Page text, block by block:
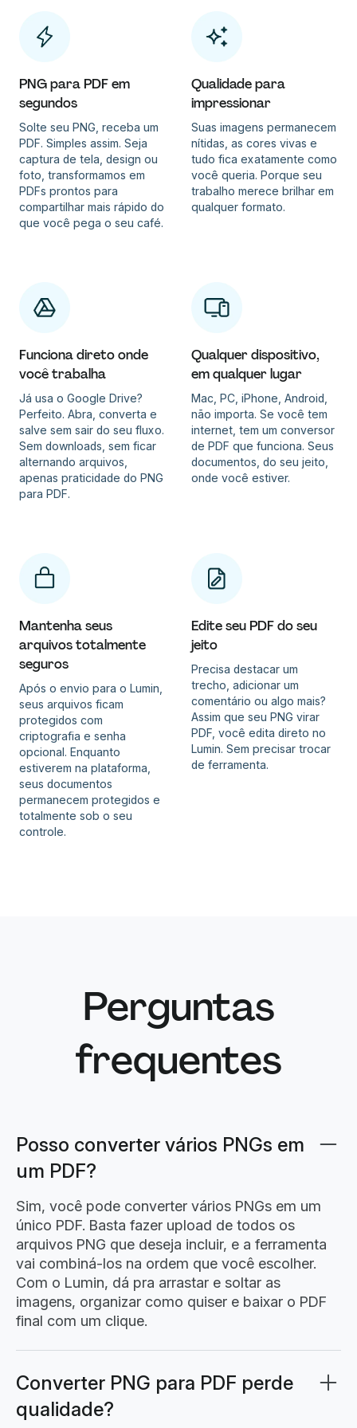
PNG para PDF em
segundos
Solte seu PNG, receba um
PDF. Simples assim. Seja
captura de tela, design ou
foto, transformamos em
PDFs prontos para
compartilhar mais rápido do
que você pega o seu café.
Qualidade para
impressionar
Suas imagens permanecem
nítidas, as cores vivas e
tudo fica exatamente como
você queria. Porque seu
trabalho merece brilhar em
qualquer formato.
Funciona direto onde
você trabalha
Já usa o Google Drive?
Perfeito. Abra, converta e
salve sem sair do seu fluxo.
Sem downloads, sem ficar
alternando arquivos,
apenas praticidade do PNG
para PDF.
Qualquer dispositivo,
em qualquer lugar
Mac, PC, iPhone, Android,
não importa. Se você tem
internet, tem um conversor
de PDF que funciona. Seus
documentos, do seu jeito,
onde você estiver.
Mantenha seus
arquivos totalmente
seguros
Após o envio para o Lumin,
seus arquivos ficam
protegidos com
criptografia e senha
opcional. Enquanto
estiverem na plataforma,
seus documentos
permanecem protegidos e
totalmente sob o seu
controle.
Edite seu PDF do seu
jeito
Precisa destacar um
trecho, adicionar um
comentário ou algo mais?
Assim que seu PNG virar
PDF, você edita direto no
Lumin. Sem precisar trocar
de ferramenta.
Perguntas
frequentes
Posso converter vários PNGs em
um PDF?
Sim, você pode converter vários PNGs em um
único PDF. Basta fazer upload de todos os
arquivos PNG que deseja incluir, e a ferramenta
vai combiná-los na ordem que você escolher.
Com o Lumin, dá pra arrastar e soltar as
imagens, organizar como quiser e baixar o PDF
final com um clique.
Converter PNG para PDF perde
qualidade?